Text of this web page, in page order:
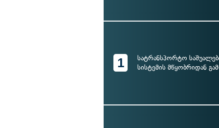
1
სატრანსპორტო
სისტემის მწყობრიდან